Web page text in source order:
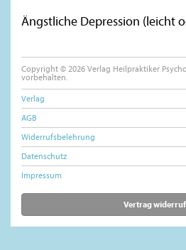
Ängstliche Depression (leicht
Copyright © 2026 Verlag Heilpraktiker
vorbehalten.
Verlag
AGB
Widerrufsbelehrung
Datenschutz
Impressum
Vertrag